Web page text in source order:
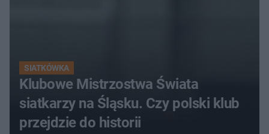
SIATKÓWKA
Klubowe Mistrzostwa Świata
siatkarzy na Śląsku. Czy polski klub
przejdzie do historii